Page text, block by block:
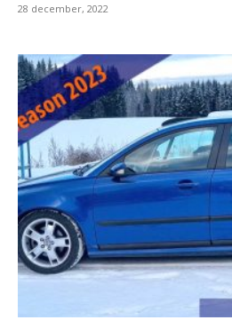
28 december, 2022